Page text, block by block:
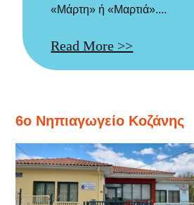
«Μάρτη» ή «Μαρτιά»....
Read More >>
6ο Νηπιαγωγείο Κοζάνης